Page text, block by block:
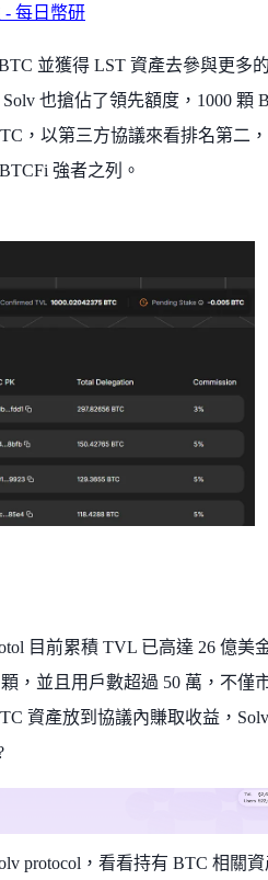
- 每日幣研
並獲得 LST 資產去參與更多
也搶佔了領先額度，1000 顆
，以第三方協議來看排名第二
強者之列。
目前累積 TVL 已高達 26 億美
，並且用戶數超過 50 萬，不僅
資產放到協議內賺取收益，Solv
protocol，看看持有 BTC 相關